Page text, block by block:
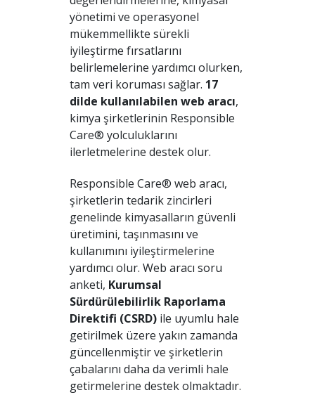
yönetimi ve operasyonel
mükemmellikte sürekli
iyileştirme fırsatlarını
belirlemelerine yardımcı olurken,
tam veri koruması sağlar. 17
dilde kullanılabilen web aracı,
kimya şirketlerinin Responsible
Care® yolculuklarını
ilerletmelerine destek olur.
Responsible Care® web aracı,
şirketlerin tedarik zincirleri
genelinde kimyasalların güvenli
üretimini, taşınmasını ve
kullanımını iyileştirmelerine
yardımcı olur. Web aracı soru
anketi, Kurumsal
Sürdürülebilirlik Raporlama
Direktifi (CSRD) ile uyumlu hale
getirilmek üzere yakın zamanda
güncellenmiştir ve şirketlerin
çabalarını daha da verimli hale
getirmelerine destek olmaktadır.